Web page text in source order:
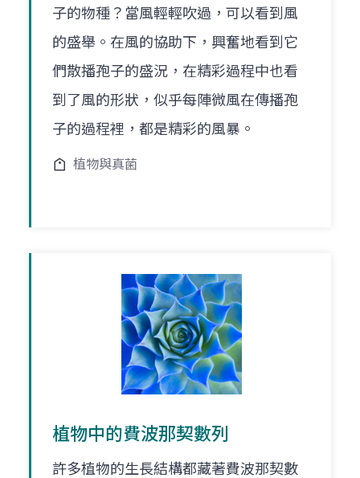
子的物種？當風輕輕吹過，可以看到風
的盛舉。在風的協助下，興奮地看到它
們散播孢子的盛況，在精彩過程中也看
到了風的形狀，似乎每陣微風在傳播孢
子的過程裡，都是精彩的風暴。
植物與真菌
植物中的費波那契數列
許多植物的生長結構都藏著費波那契數